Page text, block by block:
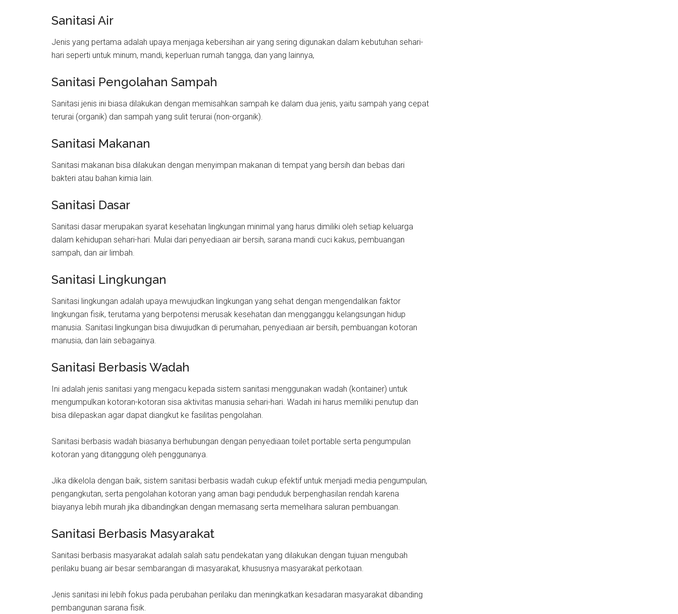
Sanitasi Air
Jenis yang pertama adalah upaya menjaga kebersihan air yang sering digunakan dalam kebutuhan sehari-
hari seperti untuk minum, mandi, keperluan rumah tangga, dan yang lainnya,
Sanitasi Pengolahan Sampah
Sanitasi jenis ini biasa dilakukan dengan memisahkan sampah ke dalam dua jenis, yaitu sampah yang cepat
terurai (organik) dan sampah yang sulit terurai (non-organik).
Sanitasi Makanan
Sanitasi makanan bisa dilakukan dengan menyimpan makanan di tempat yang bersih dan bebas dari
bakteri atau bahan kimia lain.
Sanitasi Dasar
Sanitasi dasar merupakan syarat kesehatan lingkungan minimal yang harus dimiliki oleh setiap keluarga
dalam kehidupan sehari-hari. Mulai dari penyediaan air bersih, sarana mandi cuci kakus, pembuangan
sampah, dan air limbah.
Sanitasi Lingkungan
Sanitasi lingkungan adalah upaya mewujudkan lingkungan yang sehat dengan mengendalikan faktor
lingkungan fisik, terutama yang berpotensi merusak kesehatan dan mengganggu kelangsungan hidup
manusia. Sanitasi lingkungan bisa diwujudkan di perumahan, penyediaan air bersih, pembuangan kotoran
manusia, dan lain sebagainya.
Sanitasi Berbasis Wadah
Ini adalah jenis sanitasi yang mengacu kepada sistem sanitasi menggunakan wadah (kontainer) untuk
mengumpulkan kotoran-kotoran sisa aktivitas manusia sehari-hari. Wadah ini harus memiliki penutup dan
bisa dilepaskan agar dapat diangkut ke fasilitas pengolahan.
Sanitasi berbasis wadah biasanya berhubungan dengan penyediaan toilet portable serta pengumpulan
kotoran yang ditanggung oleh penggunanya.
Jika dikelola dengan baik, sistem sanitasi berbasis wadah cukup efektif untuk menjadi media pengumpulan,
pengangkutan, serta pengolahan kotoran yang aman bagi penduduk berpenghasilan rendah karena
biayanya lebih murah jika dibandingkan dengan memasang serta memelihara saluran pembuangan.
Sanitasi Berbasis Masyarakat
Sanitasi berbasis masyarakat adalah salah satu pendekatan yang dilakukan dengan tujuan mengubah
perilaku buang air besar sembarangan di masyarakat, khususnya masyarakat perkotaan.
Jenis sanitasi ini lebih fokus pada perubahan perilaku dan meningkatkan kesadaran masyarakat dibanding
pembangunan sarana fisik.